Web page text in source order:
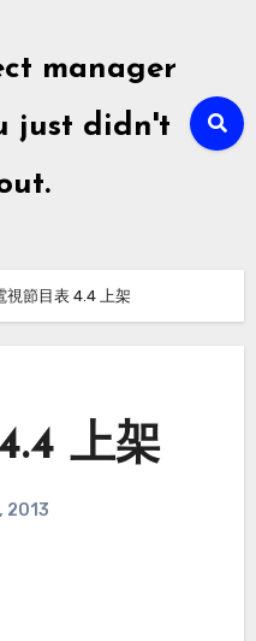
manager
just didn't
視節目表 4.4 上架
上架
2013